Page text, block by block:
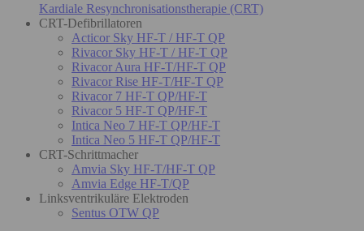
Kardiale Resynchronisationstherapie (CRT)
CRT-Defibrillatoren
Acticor Sky HF-T / HF-T QP
Rivacor Sky HF-T / HF-T QP
Rivacor Aura HF-T/HF-T QP
Rivacor Rise HF-T/HF-T QP
Rivacor 7 HF-T QP/HF-T
Rivacor 5 HF-T QP/HF-T
Intica Neo 7 HF-T QP/HF-T
Intica Neo 5 HF-T QP/HF-T
CRT-Schrittmacher
Amvia Sky HF-T/HF-T QP
Amvia Edge HF-T/QP
Linksventrikuläre Elektroden
Sentus OTW QP